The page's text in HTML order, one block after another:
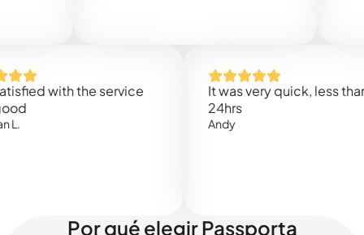
with the service
It was very quick, less than
Por qué elegir Passporta